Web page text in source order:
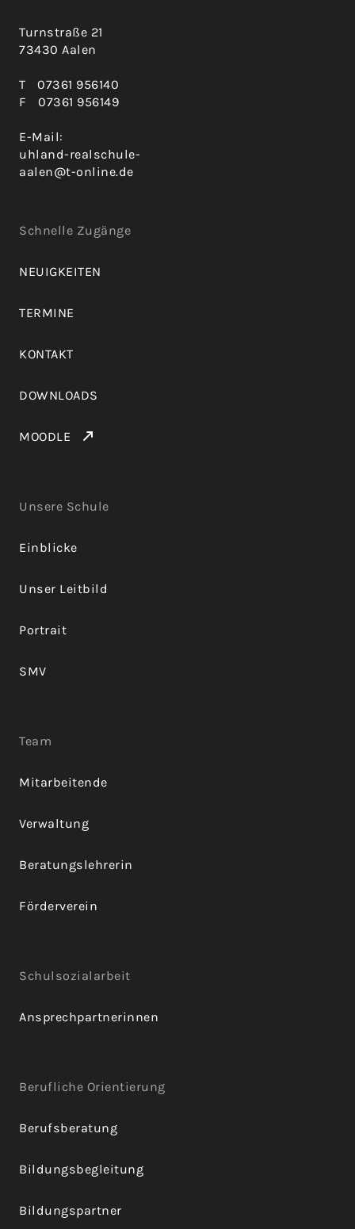
Turnstraße 21
73430 Aalen
T
07361 956140
F
07361 956149
E-Mail:
uhland-realschule-
aalen@t-online.de
Schnelle Zugänge
NEUIGKEITEN
TERMINE
KONTAKT
DOWNLOADS
MOODLE
Unsere Schule
Einblicke
Unser Leitbild
Portrait
SMV
Team
Mitarbeitende
Verwaltung
Beratungslehrerin
Förderverein
Schulsozialarbeit
Ansprechpartnerinnen
Berufliche Orientierung
Berufsberatung
Bildungsbegleitung
Bildungspartner